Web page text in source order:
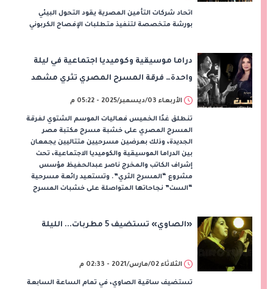
اتحاد شركات التأمين المصرية يقود التحول البيئي
بورشة متخصصة لتنفيذ متطلبات الإفصاح الكربوني
دراما موسيقية وكوميديا اجتماعية في ليلة
واحدة… فرقة المسرح المصري تثري مشهد
القاهرة الثقافي
الأربعاء 03/ديسمبر/2025 - 05:22 م
تنطلق غدًا الخميس فعاليات الموسم الشتوي لفرقة
المسرح المصري على خشبة مسرح مكتبة مصر
الجديدة، وذلك بعرضين مسرحيين متتاليين يجمعان
بين الدراما الموسيقية والكوميديا الاجتماعية، تحت
إشراف الكاتب والمخرج ناصر عبدالحفيظ مؤسس
مشروع “المسرح الثري”. وتستعيد رائعة مسرحية
“الست” نجاحاتها المتواصلة على خشبات المسرح
«الصاوي» تستضيف 5 مطربات... الليلة
الثلاثاء 02/مارس/2021 - 02:33 م
تستضيف ساقية الصاوي، في تمام الساعة السابعة